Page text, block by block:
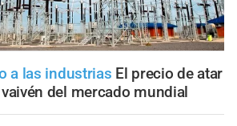
a las industrias El precio de atar
del mercado mundial